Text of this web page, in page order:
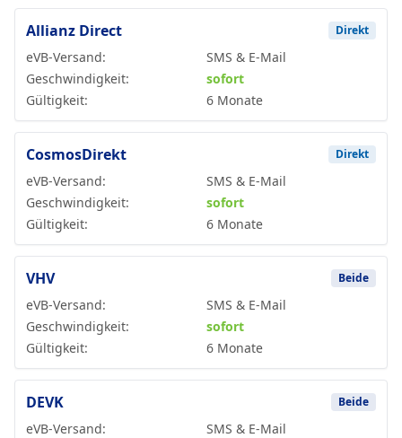
Allianz Direct Direkt
eVB-Versand:
SMS & E-Mail
Geschwindigkeit:
sofort
Gültigkeit:
6 Monate
CosmosDirekt Direkt
eVB-Versand:
SMS & E-Mail
Geschwindigkeit:
sofort
Gültigkeit:
6 Monate
VHV Beide
eVB-Versand:
SMS & E-Mail
Geschwindigkeit:
sofort
Gültigkeit:
6 Monate
DEVK Beide
eVB-Versand:
SMS & E-Mail